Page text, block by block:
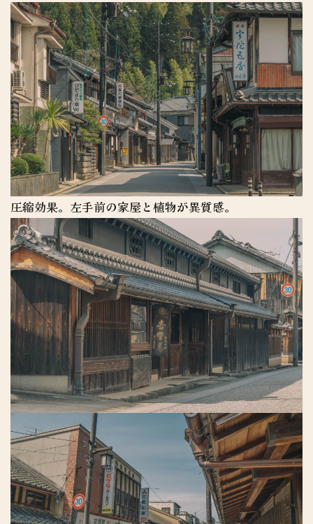
圧縮効果。左手前の家屋と植物が異質感。